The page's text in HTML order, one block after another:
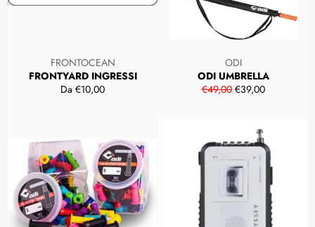
FRONTOCEAN
FRONTYARD INGRESSI
Da €10,00
ODI
ODI UMBRELLA
Prezzo
€49,00 Prezzo
€39,00